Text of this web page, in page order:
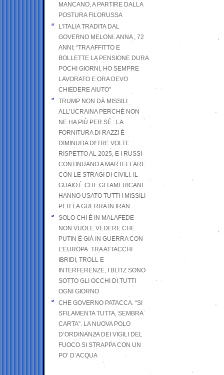
MANCANO, A PARTIRE DALLA
POSTURA FILORUSSA
L’ITALIA TRADITA DAL
GOVERNO MELONI. ANNA , 72
ANNI; “TRA AFFITTO E
BOLLETTE LA PENSIONE DURA
POCHI GIORNI, HO SEMPRE
LAVORATO E ORA DEVO
CHIEDERE AIUTO”
TRUMP NON DÀ MISSILI
ALL’UCRAINA PERCHÉ NON
NE HA PIÙ PER SÉ : LA
FORNITURA DI RAZZI È
DIMINUITA DI TRE VOLTE
RISPETTO AL 2025, E I RUSSI
CONTINUANO A MARTELLARE
CON LE STRAGI DI CIVILI. IL
GUAIO È CHE GLI AMERICANI
HANNO USATO TUTTI I MISSILI
PER LA GUERRA IN IRAN
SOLO CHI È IN MALAFEDE
NON VUOLE VEDERE CHE
PUTIN È GIÀ IN GUERRA CON
L’EUROPA: TRA ATTACCHI
IBRIDI, TROLL E
INTERFERENZE, I BLITZ SONO
SOTTO GLI OCCHI DI TUTTI
OGNI GIORNO
CHE GOVERNO PATACCA. “SI
SFILAMENTA TUTTA, SEMBRA
CARTA”. LA NUOVA POLO
D’ORDINANZA DEI VIGILI DEL
FUOCO SI STRAPPA CON UN
PO’ D’ACQUA